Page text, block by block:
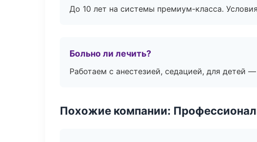
До 10 лет на системы премиум-класса.
Больно ли лечить?
Работаем с анестезией, седацией, для детей
Похожие компании: